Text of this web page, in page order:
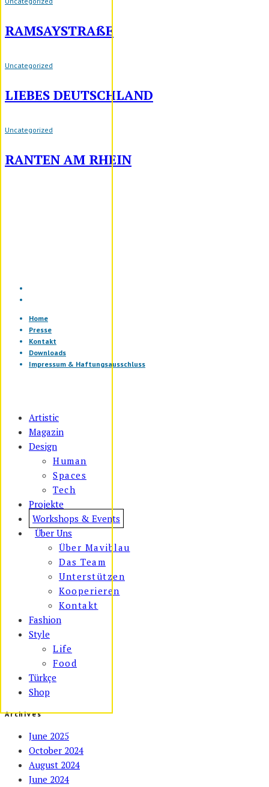
RAMSAYSTRAßE
Uncategorized
LIEBES DEUTSCHLAND
Uncategorized
RANTEN AM RHEIN
Home
Presse
Kontakt
Downloads
Impressum & Haftungsausschluss
Artistic
Magazin
Design
Human
Spaces
Tech
Projekte
Workshops & Events
Über Uns
Über Maviblau
Das Team
Unterstützen
Kooperieren
Kontakt
Fashion
Style
Life
Food
Türkçe
Shop
Archives
June 2025
October 2024
August 2024
June 2024